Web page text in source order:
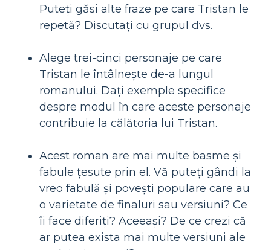
Puteți găsi alte fraze pe care Tristan le
repetă? Discutați cu grupul dvs.
Alege trei-cinci personaje pe care
Tristan le întâlnește de-a lungul
romanului. Dați exemple specifice
despre modul în care aceste personaje
contribuie la călătoria lui Tristan.
Acest roman are mai multe basme și
fabule țesute prin el. Vă puteți gândi la
vreo fabulă și povești populare care au
o varietate de finaluri sau versiuni? Ce
îi face diferiți? Aceeași? De ce crezi că
ar putea exista mai multe versiuni ale